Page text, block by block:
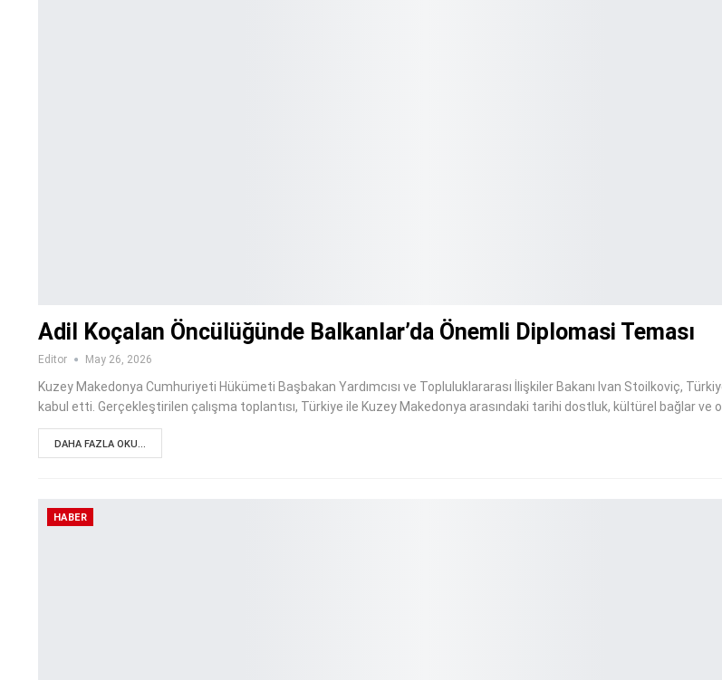
Adil Koçalan Öncülüğünde Balkanlar’da Önemli Diplomasi Teması
Editor May 26, 2026
Kuzey Makedonya Cumhuriyeti Hükümeti Başbakan Yardımcısı ve Topluluklararası İlişkiler Bakanı Ivan Stoilkoviç,
kabul etti. Gerçekleştirilen çalışma toplantısı, Türkiye ile Kuzey Makedonya arasındaki tarihi dostluk, kültürel bağlar ve
DAHA FAZLA OKU...
HABER